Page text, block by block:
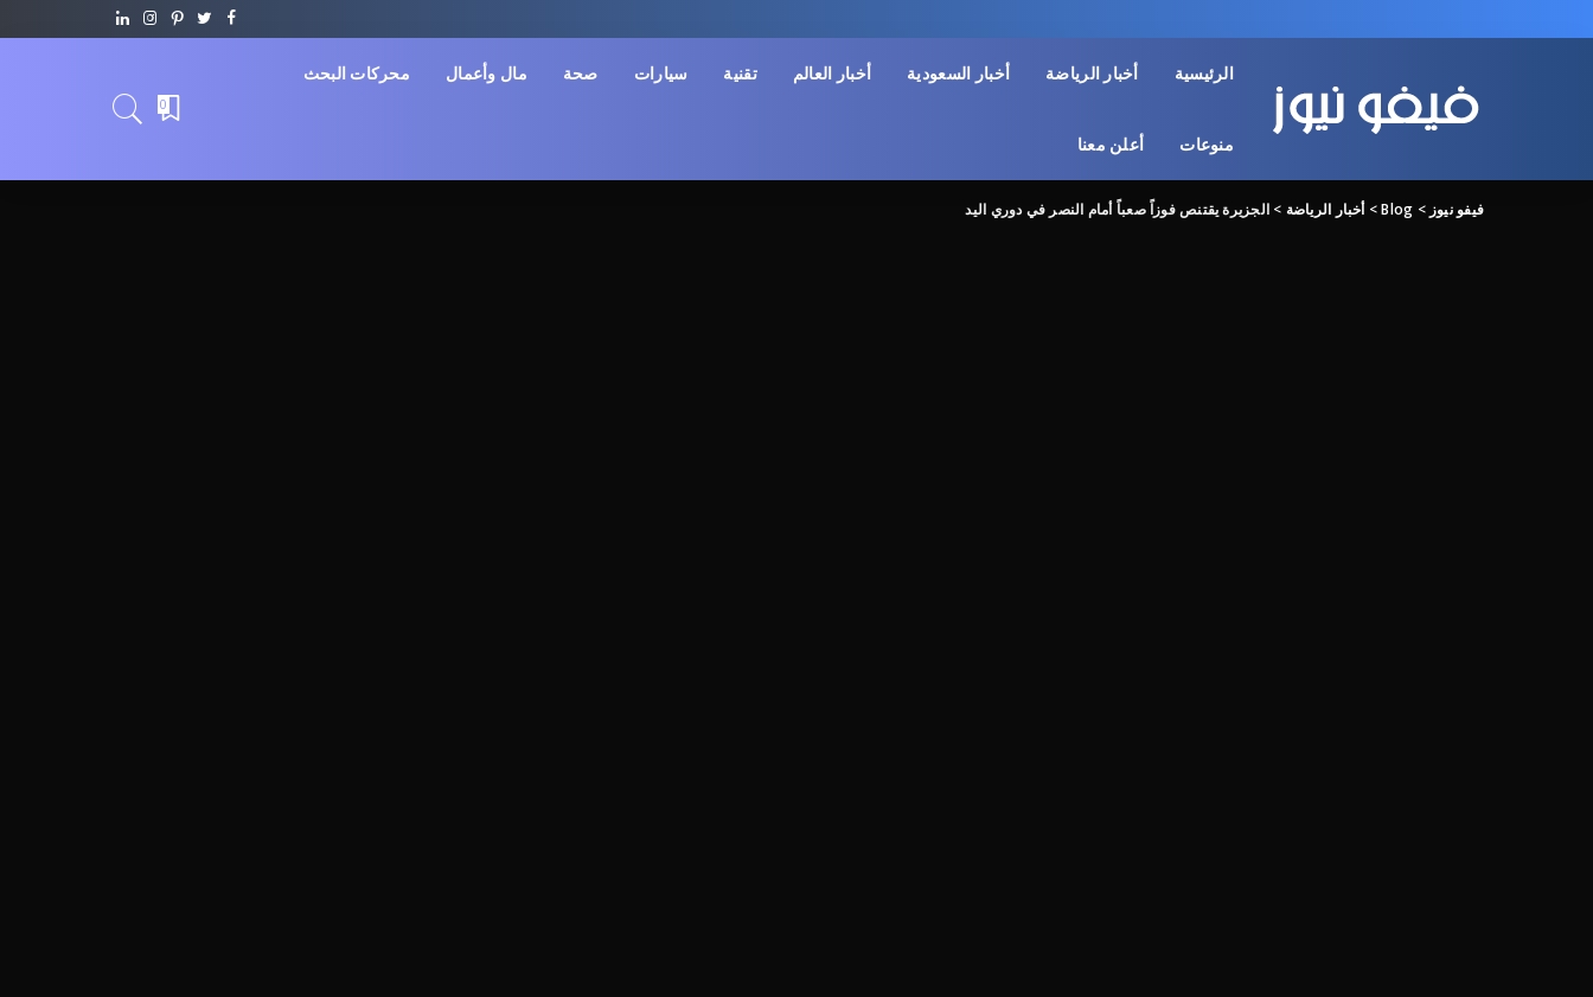
الرئيسية أخبار الرياضة أخبار السعودية أخبار العالم تقنية سيارات صحة مال وأعمال محركات البحث
منوعات أعلن معنا
0
فيفو نيوز >
Blog
>أخبار الرياضة > الجزيرة يقتنص فوزاً صعباً أمام النصر في دوري اليد